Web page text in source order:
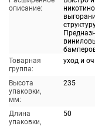
описание:
Товарная
группа:
уход и
Высота
упаковки,
мм:
235
Длина
упаковки,
50